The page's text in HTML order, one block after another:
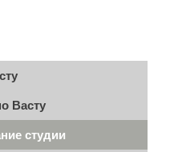
Васту
студии